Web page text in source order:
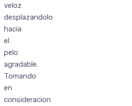
veloz
desplazandolo
hacia
el
pelo
agradable.
Tomando
en
consideracion